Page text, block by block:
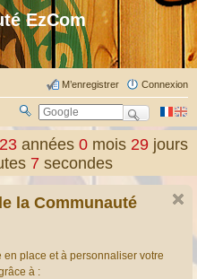
EzCom
Connexion
M’enregistrer
ch
er
23 années0 mois29 jours
7 secondes
la Communauté
en place et à personnaliser votre
à :